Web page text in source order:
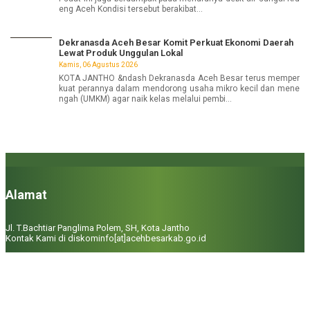
eng Aceh Kondisi tersebut berakibat...
Dekranasda Aceh Besar Komit Perkuat Ekonomi Daerah
Lewat Produk Unggulan Lokal
Kamis, 06 Agustus 2026
KOTA JANTHO &ndash Dekranasda Aceh Besar terus memper
kuat perannya dalam mendorong usaha mikro kecil dan mene
ngah (UMKM) agar naik kelas melalui pembi...
Alamat
Jl. T.Bachtiar Panglima Polem, SH, Kota Jantho
Kontak Kami di diskominfo[at]acehbesarkab.go.id